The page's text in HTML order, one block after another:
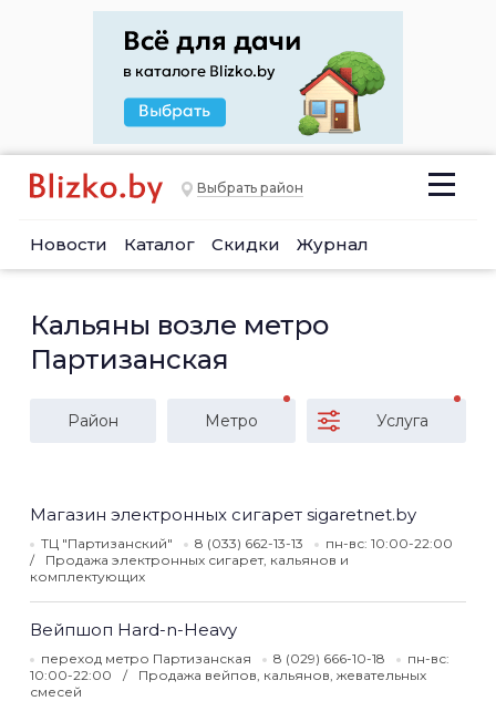
Выбрать район
Новости Каталог Скидки Журнал
Кальяны возле метро
Партизанская
Район Метро Услуга
Магазин электронных сигарет sigaretnet.by
ТЦ "Партизанский" 8 (033) 662-13-13
пн-вс: 10:00-22:00
Продажа электронных сигарет, кальянов и
комплектующих
Вейпшоп Hard-n-Heavy
переход метро Партизанская 8 (029) 666-10-18
пн-вс:
10:00-22:00
Продажа вейпов, кальянов, жевательных
смесей